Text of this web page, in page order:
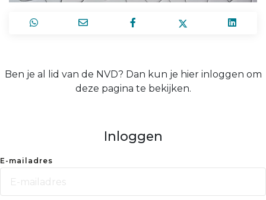
Ben je al lid van de NVD? Dan kun je hier inloggen om
deze pagina te bekijken.
Inloggen
E-mailadres